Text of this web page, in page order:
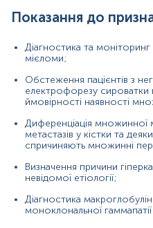
моноклональна
значення (MGUS);
інші В-клітинні
лімфолейкоз;
лімфома;
первинний амілоїдоз;
макроглобулінемія
синдром Фанконі.
Хибнопозитивний:
Показання до
Діагностика та
мієломи;
Обстеження пацієнтів з
електрофорезу сироватки
ймовірності наявності
Диференціація множинної
метастазів у кістки та
спричиняють множинні
Визначення причини
невідомої етіології;
Діагностика
моноклональної